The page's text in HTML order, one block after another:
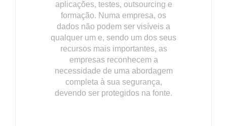
aplicações, testes, outsourcing e
formação. Numa empresa, os
dados não podem ser visíveis a
qualquer um e, sendo um dos seus
recursos mais importantes, as
empresas reconhecem a
necessidade de uma abordagem
completa à sua segurança,
devendo ser protegidos na fonte.